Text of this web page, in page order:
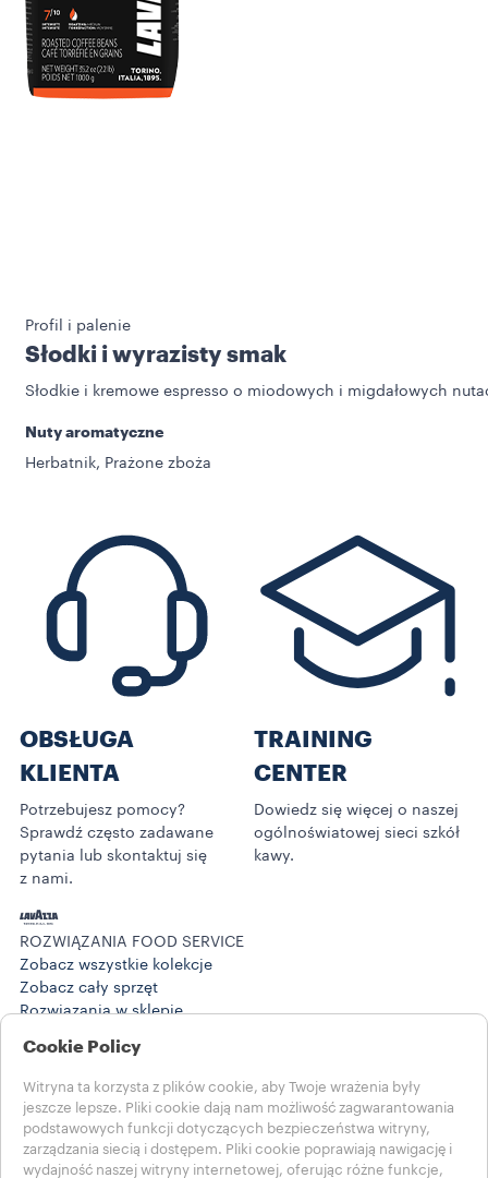
Profil i palenie
Słodki i wyrazisty smak
Słodkie i kremowe espresso o miodowych i migdałowych
Nuty aromatyczne
Herbatnik, Prażone zboża
OBSŁUGA
KLIENTA
Potrzebujesz pomocy?
Sprawdź często zadawane
pytania lub skontaktuj się
z nami.
TRAINING
CENTER
Dowiedz się więcej o naszej
ogólnoświatowej sieci szkół
kawy.
ROZWIĄZANIA FOOD SERVICE
Zobacz wszystkie kolekcje
Zobacz cały sprzęt
Rozwiązania w sklepie
Training Center
@ROZWIĄZANIA W WORK
Produkty
@Historie z work
POMOC
Często zadawane pytania
Cookie Policy
Witryna ta korzysta z plików cookie, aby Twoje wrażenia były
jeszcze lepsze. Pliki cookie dają nam możliwość zagwarantowania
podstawowych funkcji dotyczących bezpieczeństwa witryny,
zarządzania siecią i dostępem. Pliki cookie poprawiają nawigację i
wydajność naszej witryny internetowej, oferując różne funkcje,